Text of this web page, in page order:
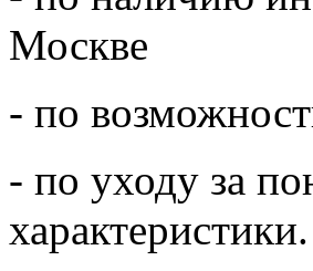
Москве
- по
- по уходу за
характеристики.